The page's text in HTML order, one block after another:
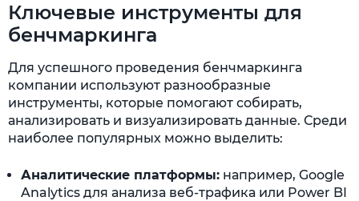
Ключевые инструменты для
бенчмаркинга
Для успешного проведения бенчмаркинга
компании используют разнообразные
инструменты, которые помогают собирать,
анализировать и визуализировать данные. Среди
наиболее популярных можно выделить:
Аналитические платформы: например, Google
Analytics для анализа веб-трафика или Power BI